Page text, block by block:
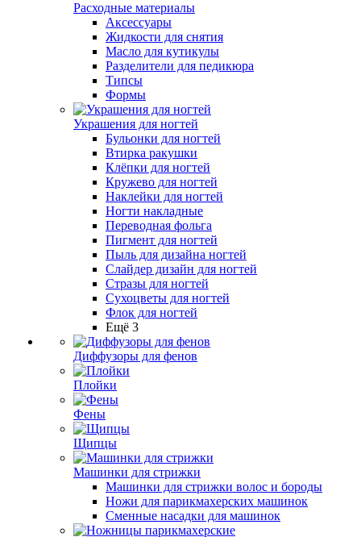
Расходные материалы
Аксессуары
Жидкости для снятия
Масло для кутикулы
Разделители для педикюра
Типсы
Формы
Украшения для ногтей
Бульонки для ногтей
Втирка ракушки
Клёпки для ногтей
Кружево для ногтей
Наклейки для ногтей
Ногти накладные
Переводная фольга
Пигмент для ногтей
Пыль для дизайна ногтей
Слайдер дизайн для ногтей
Стразы для ногтей
Сухоцветы для ногтей
Флок для ногтей
Ещё 3
Диффузоры для фенов
Плойки
Фены
Щипцы
Машинки для стрижки
Машинки для стрижки волос и бороды
Ножи для парикмахерских машинок
Сменные насадки для машинок